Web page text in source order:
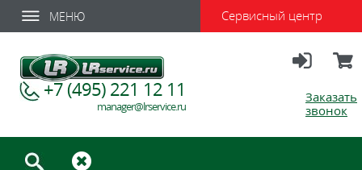
МЕНЮ Сервисный центр
Заказать
звонок
+7 (495) 221 12 11
manager@lrservice.ru